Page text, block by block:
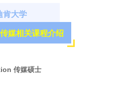
肯大学
媒相关课程介绍
传媒硕士